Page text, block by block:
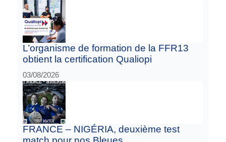
L’organisme de formation de la FFR13
obtient la certification Qualiopi
03/08/2026
FRANCE – NIGÉRIA, deuxième test